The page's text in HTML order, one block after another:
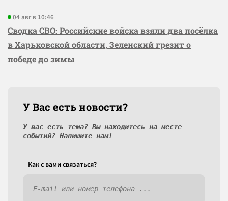
04 авг в 10:46
Сводка СВО: Российские войска взяли два посёлка
в Харьковской области, Зеленский грезит о
победе до зимы
У Вас есть новости?
У вас есть тема? Вы находитесь на месте
событий? Напишите нам!
Как c вами связаться?